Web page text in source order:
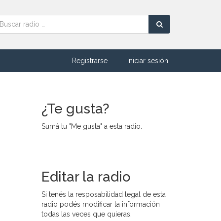
Registrarse Iniciar sesión
¿Te gusta?
Sumá tu "Me gusta" a esta radio.
Editar la radio
Si tenés la resposabilidad legal de esta
radio podés modificar la información
todas las veces que quieras.